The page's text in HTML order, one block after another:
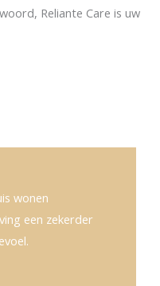
Reliante Care is uw
wonen
een zekerder